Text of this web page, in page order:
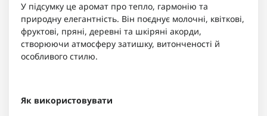
У підсумку це аромат про тепло, гармонію та
природну елегантність. Він поєднує молочні, квіткові,
фруктові, пряні, деревні та шкіряні акорди,
створюючи атмосферу затишку, витонченості й
особливого стилю.
Як використовувати